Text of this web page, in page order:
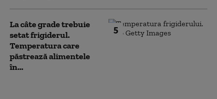
5
La câte grade trebuie
setat frigiderul.
Temperatura care
păstrează alimentele
în...